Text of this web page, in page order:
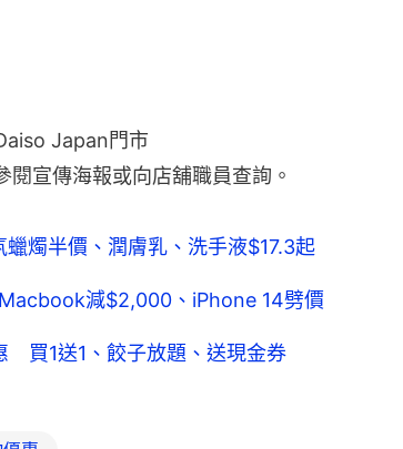
Japan門市
宣傳海報或向店舖職員查詢。
燭半價、潤膚乳、洗手液$17.3起
減$2,000、iPhone 14劈價
買1送1、餃子放題、送現金券